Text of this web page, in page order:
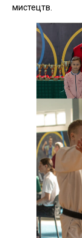
мистецтв.